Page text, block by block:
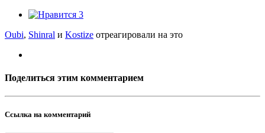
3
Oubi, Shinral и Kostize отреагировали на это
Поделиться этим комментарием
Ссылка на комментарий